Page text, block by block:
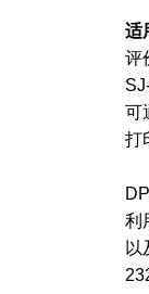
适
评
可
打
利
以